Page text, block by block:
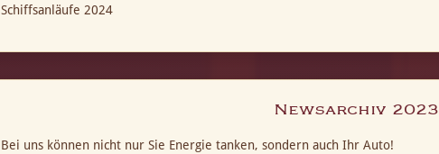
Schiffsanläufe 2024
Newsarchiv 2023
Bei uns können nicht nur Sie Energie tanken, sondern auch Ihr Auto!